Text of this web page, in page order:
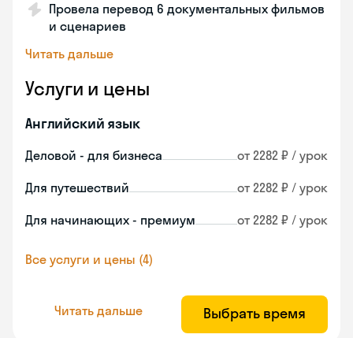
Провела перевод 6 документальных фильмов
и сценариев
Читать дальше
Услуги и цены
Английский язык
Деловой - для бизнеса от 2282 ₽ / урок
Для путешествий от 2282 ₽ / урок
Для начинающих - премиум от 2282 ₽ / урок
Все услуги и цены (4)
Читать дальше Выбрать время